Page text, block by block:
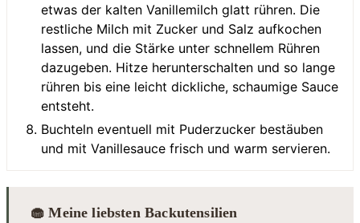
etwas der kalten Vanillemilch glatt rühren. Die
restliche Milch mit Zucker und Salz aufkochen
lassen, und die Stärke unter schnellem Rühren
dazugeben. Hitze herunterschalten und so lange
rühren bis eine leicht dickliche, schaumige Sauce
entsteht.
Buchteln eventuell mit Puderzucker bestäuben
und mit Vanillesauce frisch und warm servieren.
🧁 Meine liebsten Backutensilien